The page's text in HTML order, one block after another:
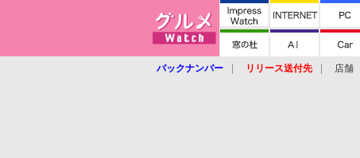
バックナンバー リリース送付先 店舗